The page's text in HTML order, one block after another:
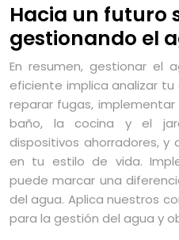
Hacia un futuro
gestionando el
En resumen, gestionar el
eficiente implica analizar
reparar fugas,
baño, la cocina y el
dispositivos ahorradores,
en tu estilo de vida.
puede marcar una
del agua. Aplica nuestros
para la gestión del agua y